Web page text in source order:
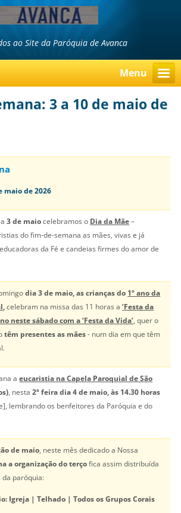
ao Site da Paróquia de Avanca
Menu
3 a 10 de maio de
maio de 2026
3 de maiocelebramos o Dia da Mãe–
do fim-de-semana as mães, vivas e já
da Fé e candeias firmes do amor de
dia 3 de maio, as crianças do 1º ano da
,celebram na missa das 11 horas a‘Festa da
neste sábado com a ‘Festa da Vida’, quer o
têm presentes as mães- num dia em que têm
aeucaristia na Capela Paroquial de São
, nesta2ª feira dia 4 de maio, às 14.30 horas
lembrando os benfeitores da Paróquia e do
de maio, neste mês dedicado a Nossa
a organização do terçofica assim distribuída
da paróquia:
Igreja | Telhado | Todos os Grupos Corais